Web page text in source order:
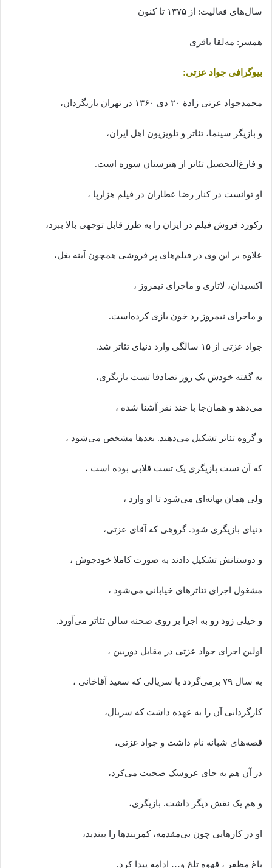
سال‌های فعالیت: از ۱۳۷۵ تا کنون
همسر: مه‌لقا باقری
بیوگرافی جواد عزتی:
محمدجواد عزتی زادهٔ ۲۰ دی ۱۳۶۰ در تهران بازیگردان،
و بازیگر سینما، تئاتر و تلویزیون اهل ایران،
و فارغ‌التحصیل تئاتر از هنرستان سوره است.
او توانست در کنار رضا عطاران در فیلم هزارپا ،
رکورد فروش فیلم در ایران را به طرز قابل توجهی بالا ببرد،
علاوه بر این وی در فیلم‌های پر فروشی همچون آینه بغل،
اکسیدان، لاتاری و ماجرای نیمروز ،
و ماجرای نیمروز رد خون بازی کرده‌است.
جواد عزتی از ۱۵ سالگی وارد دنیای تئاتر شد.
به گفته خودش یک روز تصادفا تست بازیگری،
می‌دهد و همان‌جا با چند نفر آشنا شده ،
و گروه تئاتر تشکیل می‌دهند. بعدها مشخص می‌شود ،
که آن تست بازیگری یک تست قلابی بوده است ،
ولی همان بهانه‌ای می‌شود تا او وارد ،
دنیای بازیگری شود. گروهی که آقای عزتی،
و دوستانش تشکیل دادند به صورت کاملا خودجوش ،
مشغول اجرای تئاترهای خیابانی می‌شود ،
و خیلی زود رو به اجرا بر روی صحنه سالن تئاتر می‌آورد.
اولین اجرای جواد عزتی در مقابل دوربین ،
به سال ۷۹ برمی‌گردد با سریالی که سعید آقاخانی ،
کارگردانی آن را به عهده داشت که سریال،
قصه‌های شبانه نام داشت و جواد عزتی،
در آن هم به جای عروسک صحبت می‌کرد،
و هم یک نقش دیگر داشت. بازیگری،
او در کارهایی چون بی‌مقدمه، کمربندها را ببندید،
باغ مظفر ، قهوه تلخ و… ادامه پیدا کرد.